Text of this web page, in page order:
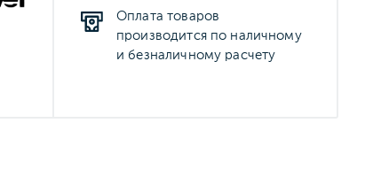
Оплата товаров
производится по наличному
и безналичному расчету